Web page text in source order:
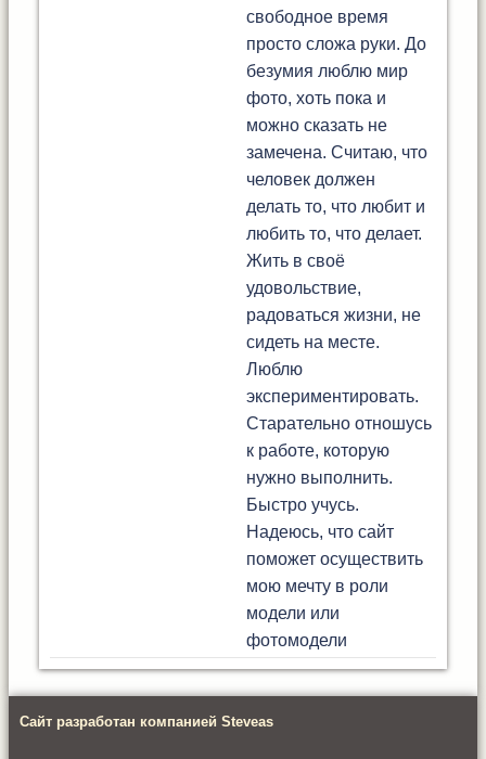
свободное время
просто сложа руки. До
безумия люблю мир
фото, хоть пока и
можно сказать не
замечена. Считаю, что
человек должен
делать то, что любит и
любить то, что делает.
Жить в своё
удовольствие,
радоваться жизни, не
сидеть на месте.
Люблю
экспериментировать.
Старательно отношусь
к работе, которую
нужно выполнить.
Быстро учусь.
Надеюсь, что сайт
поможет осуществить
мою мечту в роли
модели или
фотомодели
Сайт разработан компанией Steveas